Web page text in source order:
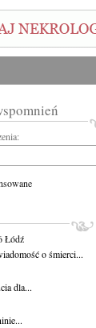
Łódź
o śmierci...
dla...